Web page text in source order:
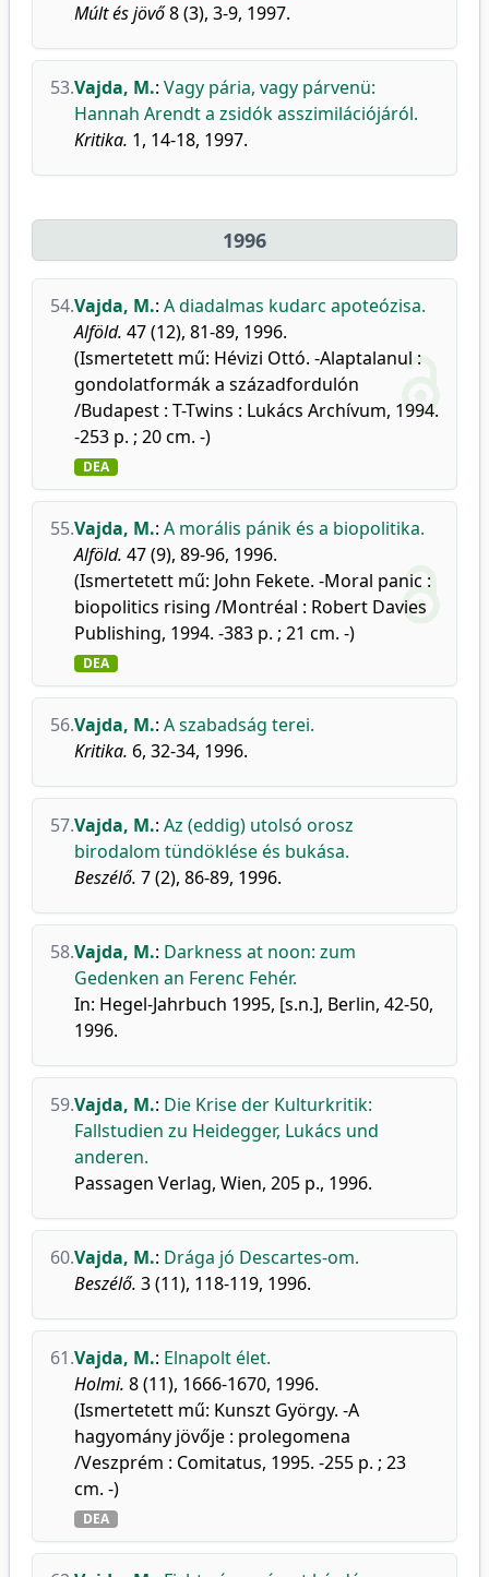
Múlt és jövő8 (3), 3-9, 1997.
53.Vajda, M.: Vagy pária, vagy párvenü:
Hannah Arendt a zsidók asszimilációjáról.
Kritika. 1, 14-18, 1997.
1996
54.Vajda, M.: A diadalmas kudarc apoteózisa.
Alföld. 47 (12), 81-89, 1996.
(Ismertetett mű: Hévizi Ottó. -Alaptalanul :
gondolatformák a századfordulón
/Budapest : T-Twins : Lukács Archívum, 1994.
-253 p. ; 20 cm. -)
DEA
55.Vajda, M.: A morális pánik és a biopolitika.
Alföld. 47 (9), 89-96, 1996.
(Ismertetett mű: John Fekete. -Moral panic :
biopolitics rising /Montréal : Robert Davies
Publishing, 1994. -383 p. ; 21 cm. -)
DEA
56.Vajda, M.: A szabadság terei.
Kritika. 6, 32-34, 1996.
57.Vajda, M.: Az (eddig) utolsó orosz
birodalom tündöklése és bukása.
Beszélő. 7 (2), 86-89, 1996.
58.Vajda, M.: Darkness at noon: zum
Gedenken an Ferenc Fehér.
In: Hegel-Jahrbuch 1995, [s.n.], Berlin, 42-50,
1996.
59.Vajda, M.: Die Krise der Kulturkritik:
Fallstudien zu Heidegger, Lukács und
anderen.
Passagen Verlag, Wien, 205 p., 1996.
60.Vajda, M.: Drága jó Descartes-om.
Beszélő. 3 (11), 118-119, 1996.
61.Vajda, M.: Elnapolt élet.
Holmi. 8 (11), 1666-1670, 1996.
(Ismertetett mű: Kunszt György. -A
hagyomány jövője : prolegomena
/Veszprém : Comitatus, 1995. -255 p. ; 23
cm. -)
DEA